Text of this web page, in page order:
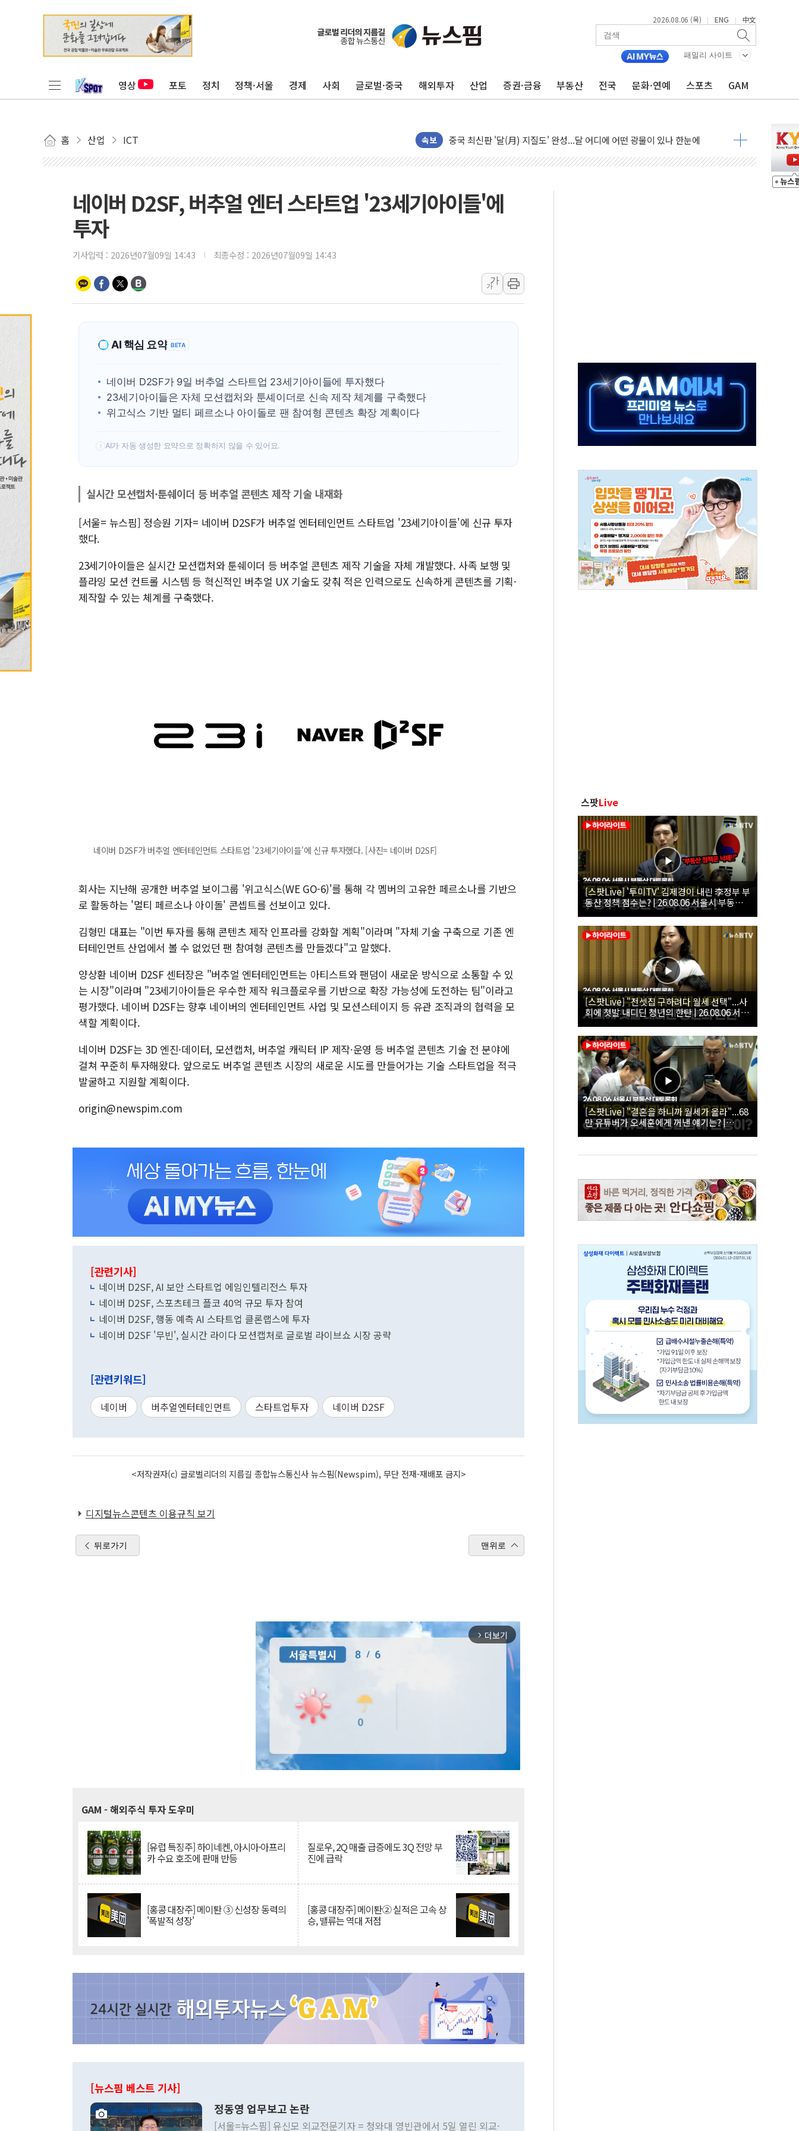
2026.08.06 (목) | ENG | 中文
패밀리 사이트
영상 포토 정치 정책·서울 경제 사회 글로벌·중국 해외투자 산업 증권·금융 부동산 전국 문화·연예 스포츠 GAM
홈 산업 ICT 속보
[뉴스핌 뉴스레터 Today ANDA] 8월 6일
인천공항 여객터미널, 대형 미디어아트로 다채로운 볼거리 제공
여권 내부서도 제기되는 레버리지 책임론…정청래·조국, 김민석·靑에 공세
[단독] "입주민 갑질 아니다"…원주 A아파트 '입주민 3인방' 정면 반박
뉴인텍, 하반기 '전력용 커패시터' 사업 확대
듀오백 정관영 대표, 자사주 추가 매입
휴젤, 매출 2545억원·영업익 1037억원…상반기 역대 최대
포스코, 희귀가스 사업 항공우주·방산으로 넓힌다
효성중공업, 덴마크에 초고압변압기 첫 공급...국가 전력망에 첫 입성
딥시크, AI 서비스 가격 대대적 인상 계획...업계 파장 예고
KCC, 실적은 주춤했지만…'매출 절반' 실리콘 반등에 하반기 기대
네이버 D2SF, 버추얼 엔터 스타트업 '23세기아이들'에
투자
기사입력 : 2026년07월09일 14:43 최종수정 : 2026년07월09일 14:43
가
가
AI 핵심 요약 BETA
네이버 D2SF가 9일 버추얼 스타트업 23세기아이들에 투자했다
23세기아이들은 자체 모션캡처와 툰셰이더로 신속 제작 체계를 구축했다
위고식스 기반 멀티 페르소나 아이돌로 팬 참여형 콘텐츠 확장 계획이다
! AI가 자동 생성한 요약으로 정확하지 않을 수 있어요.
실시간 모션캡처·툰쉐이더 등 버추얼 콘텐츠 제작 기술 내재화
[서울= 뉴스핌] 정승원 기자= 네이버 D2SF가 버추얼 엔터테인먼트 스타트업 '23세기아이들'에 신규 투자
했다.
23세기아이들은 실시간 모션캡처와 툰쉐이더 등 버추얼 콘텐츠 제작 기술을 자체 개발했다. 사족 보행 및
플라잉 모션 컨트롤 시스템 등 혁신적인 버추얼 UX 기술도 갖춰 적은 인력으로도 신속하게 콘텐츠를 기획·
제작할 수 있는 체계를 구축했다.
네이버 D2SF가 버추얼 엔터테인먼트 스타트업 '23세기아이들'에 신규 투자했다. [사진= 네이버 D2SF]
회사는 지난해 공개한 버추얼 보이그룹 '위고식스(WE GO-6)'를 통해 각 멤버의 고유한 페르소나를 기반으
로 활동하는 '멀티 페르소나 아이돌' 콘셉트를 선보이고 있다.
김형민 대표는 "이번 투자를 통해 콘텐츠 제작 인프라를 강화할 계획"이라며 "자체 기술 구축으로 기존 엔
터테인먼트 산업에서 볼 수 없었던 팬 참여형 콘텐츠를 만들겠다"고 말했다.
양상환 네이버 D2SF 센터장은 "버추얼 엔터테인먼트는 아티스트와 팬덤이 새로운 방식으로 소통할 수 있
는 시장"이라며 "23세기아이들은 우수한 제작 워크플로우를 기반으로 확장 가능성에 도전하는 팀"이라고
평가했다. 네이버 D2SF는 향후 네이버의 엔터테인먼트 사업 및 모션스테이지 등 유관 조직과의 협력을 모
색할 계획이다.
네이버 D2SF는 3D 엔진·데이터, 모션캡처, 버추얼 캐릭터 IP 제작·운영 등 버추얼 콘텐츠 기술 전 분야에
걸쳐 꾸준히 투자해왔다. 앞으로도 버추얼 콘텐츠 시장의 새로운 시도를 만들어가는 기술 스타트업을 적극
발굴하고 지원할 계획이다.
origin@newspim.com
[관련기사]
네이버 D2SF, AI 보안 스타트업 에임인텔리전스 투자
네이버 D2SF, 스포츠테크 플코 40억 규모 투자 참여
네이버 D2SF, 행동 예측 AI 스타트업 클론랩스에 투자
네이버 D2SF '무빈', 실시간 라이다 모션캡처로 글로벌 라이브쇼 시장 공략
[관련키워드]
네이버 버추얼엔터테인먼트 스타트업투자 네이버 D2SF
<저작권자(c) 글로벌리더의 지름길 종합뉴스통신사 뉴스핌(Newspim), 무단 전재-재배포 금지>
디지털뉴스콘텐츠 이용규칙 보기
뒤로가기 맨위로
arrow_forward_ios 더보기
GAM - 해외주식 투자 도우미
[유럽 특징주] 하이네켄, 아시아·아프리
카 수요 호조에 판매 반등
질로우, 2Q 매출 급증에도 3Q 전망 부
진에 급락
[홍콩 대장주] 메이퇀 ③ 신성장 동력의
'폭발적 성장'
[홍콩 대장주] 메이퇀② 실적은 고속 상
승, 밸류는 역대 저점
[뉴스핌 베스트 기사]
정동영 업무보고 논란
[서울=뉴스핌] 유신모 외교전문기자 = 청와대 영빈관에서 5일 열린 외교·
스팟Live
[스팟Live] '투미TV' 김제경이 내린 李정부 부
동산 정책 점수는? | 26.08.06 서울시 부동산
대토론회
[스팟Live] "전셋집 구하려다 월세 선택"...사
회에 첫발 내디딘 청년의 한탄 | 26.08.06 서울
시 부동산 대토론회
[스팟Live] "결혼을 하니까 월세가 올라"...68
만 유튜버가 오세훈에게 꺼낸 얘기는? |
26.08.06 서울시 부동산 대토론회